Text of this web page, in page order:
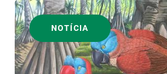
NOTÍCIA